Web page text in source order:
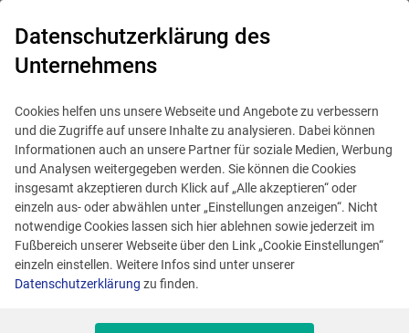
Datenschutzerklärung des
Unternehmens
Cookies helfen uns unsere Webseite und Angebote zu verbessern
und die Zugriffe auf unsere Inhalte zu analysieren. Dabei können
Informationen auch an unsere Partner für soziale Medien, Werbung
und Analysen weitergegeben werden. Sie können die Cookies
insgesamt akzeptieren durch Klick auf „Alle akzeptieren“ oder
einzeln aus- oder abwählen unter „Einstellungen anzeigen“. Nicht
notwendige Cookies lassen sich hier ablehnen sowie jederzeit im
Fußbereich unserer Webseite über den Link „Cookie Einstellungen“
einzeln einstellen. Weitere Infos sind unter unserer
Datenschutzerklärung zu finden.